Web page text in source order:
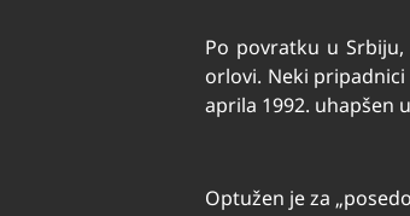
Po povratku u
orlovi. Neki
aprila 1992. uhapšen
Optužen je za